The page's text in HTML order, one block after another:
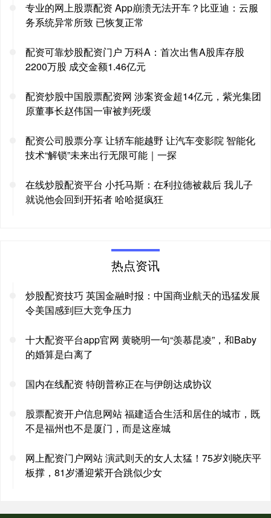
专业的网上股票配资 App崩溃无法开车？比亚迪：云服
务系统异常所致 已恢复正常
配资可靠炒股配资门户 万科A：首次出售A股库存股
2200万股 成交金额1.46亿元
配资炒股中国股票配资网 涉案资金超14亿元，紫光集团
原董事长赵伟国一审被判死缓
配资公司股票分享 让轿车能越野 让汽车变影院 智能化
技术“解锁”未来出行无限可能｜一探
在线炒股配资平台 小托马斯：在利拉德被裁后 我儿子
就说他会回到开拓者 哈哈挺疯狂
热点资讯
炒股配资技巧 英国金融时报：中国商业航天的迅猛发展
令美国感到巨大竞争压力
十大配资平台app官网 黄晓明一句“羡慕昆凌”，和Baby
的婚算是白离了
国内在线配资 特朗普称正在与伊朗达成协议
股票配资开户信息网站 福建适合生活和居住的城市，既
不是福州也不是厦门，而是这座城
网上配资门户网站 演武则天的女人太猛！75岁刘晓庆平
板撑，81岁潘迎紫开合跳似少女